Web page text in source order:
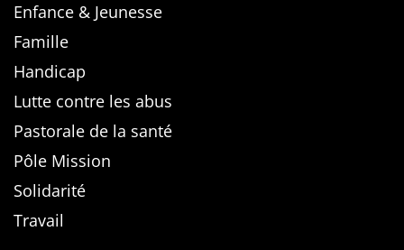
Enfance & Jeunesse
Famille
Handicap
Lutte contre les abus
Pastorale de la santé
Pôle Mission
Solidarité
Travail